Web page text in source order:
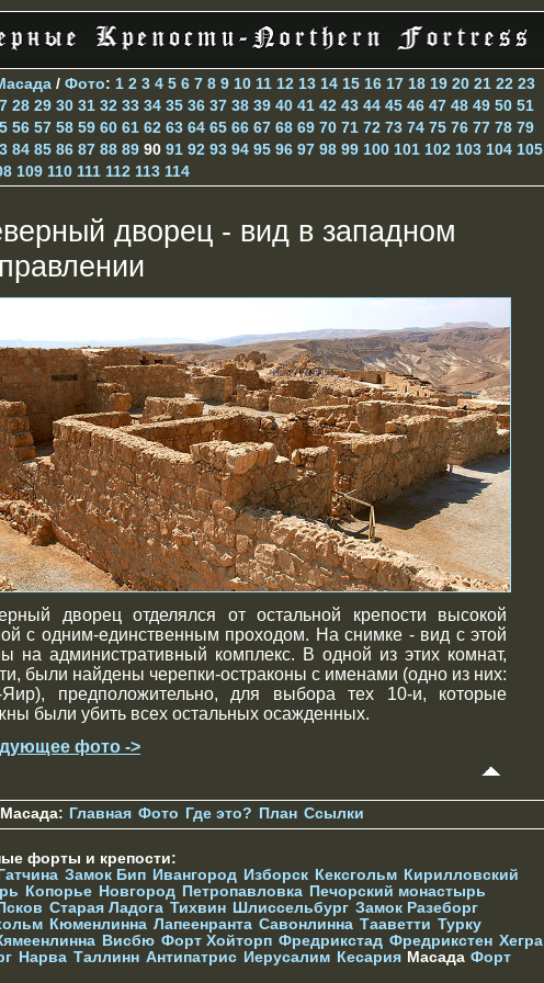
/ Фото: 1 2 3 4 5 6 7 8 9 10 11 12 13 14 15 16 17 18 19 20 21 22 23
28 29 30 31 32 33 34 35 36 37 38 39 40 41 42 43 44 45 46 47 48 49 50 51
56 57 58 59 60 61 62 63 64 65 66 67 68 69 70 71 72 73 74 75 76 77 78 79
84 85 86 87 88 89 90 91 92 93 94 95 96 97 98 99 100 101 102 103 104 105
109 110 111 112 113 114
дворец - вид в западном
дворец отделялся от остальной крепости высокой
с одним-единственным проходом. На снимке - вид с этой
на административный комплекс. В одной из этих комнат,
были найдены черепки-остраконы с именами (одно из них:
Яир), предположительно, для выбора тех 10-и, которые
были убить всех остальных осажденных.
фото ->
Главная Фото Где это? План Ссылки
форты и крепости:
Гатчина Замок Бип Ивангород Изборск Кексгольм Кирилловский
Копорье Новгород Петропавловка Печорcкий монастырь
Псков Старая Ладога Тихвин Шлиссельбург Замок Разеборг
Кюменлинна Лапеенранта Савонлинна Тааветти Турку
Висбю Форт Хойторп Фредрикстад Фредрикстен Хегра
Нарва Таллинн Антипатрис Иерусалим Кесария Масада Форт